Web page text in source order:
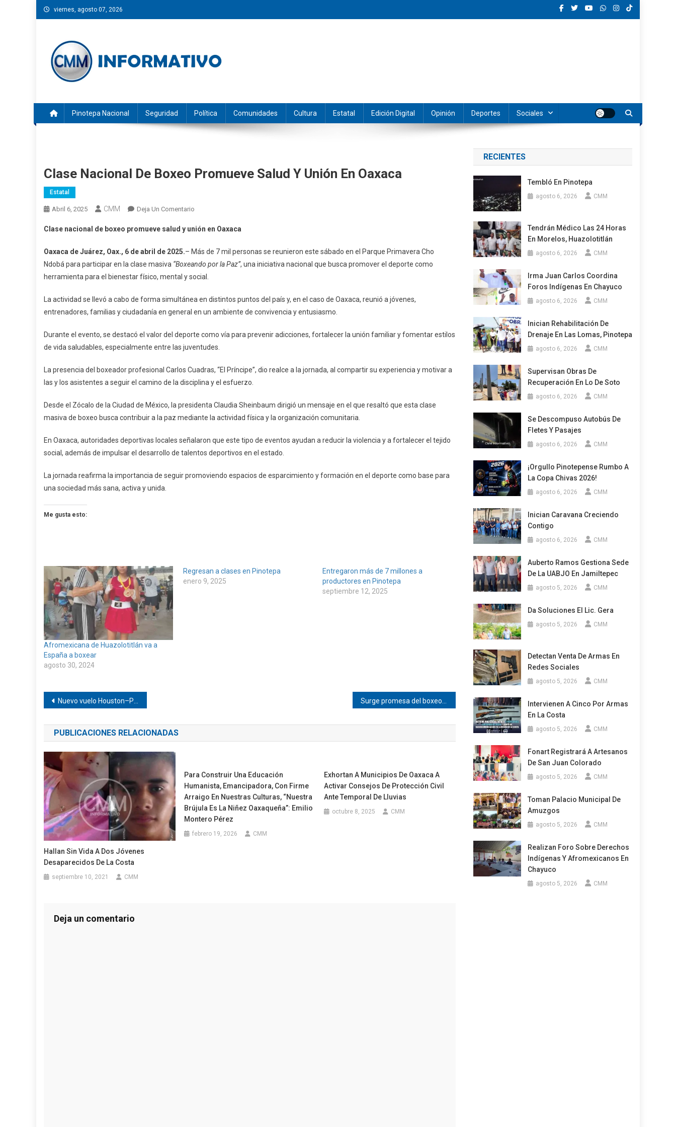
Saltar
al
viernes, agosto 07, 2026
Pinotepa Nacional Seguridad Política Comunidades Cultura Estatal Edición Digital Opinión Deportes Sociales
Clase Nacional De Boxeo Promueve Salud Y Unión En Oaxaca
Estatal
Abril 6, 2025 CMM Deja Un Comentario
Nacional
Boxeo
Promueve
Salud
Unión
En
Clase nacional de boxeo promueve salud y unión en Oaxaca
Oaxaca de Juárez, Oax., 6 de abril de 2025.– Más de 7 mil personas se reunieron este sábado en el Parque Primavera Cho
Ndobá para participar en la clase masiva “Boxeando por la Paz”, una iniciativa nacional que busca promover el deporte como
herramienta para el bienestar físico, mental y social.
La actividad se llevó a cabo de forma simultánea en distintos puntos del país y, en el caso de Oaxaca, reunió a jóvenes,
entrenadores, familias y ciudadanía en general en un ambiente de convivencia y entusiasmo.
Durante el evento, se destacó el valor del deporte como vía para prevenir adicciones, fortalecer la unión familiar y fomentar estilos
de vida saludables, especialmente entre las juventudes.
La presencia del boxeador profesional Carlos Cuadras, “El Príncipe”, dio realce a la jornada, al compartir su experiencia y motivar a
las y los asistentes a seguir el camino de la disciplina y el esfuerzo.
Desde el Zócalo de la Ciudad de México, la presidenta Claudia Sheinbaum dirigió un mensaje en el que resaltó que esta clase
masiva de boxeo busca contribuir a la paz mediante la actividad física y la organización comunitaria.
En Oaxaca, autoridades deportivas locales señalaron que este tipo de eventos ayudan a reducir la violencia y a fortalecer el tejido
social, además de impulsar el desarrollo de talentos deportivos en el estado.
La jornada reafirma la importancia de seguir promoviendo espacios de esparcimiento y formación en el deporte como base para
una sociedad más sana, activa y unida.
Me gusta esto:
Afromexicana de Huazolotitlán va a
España a boxear
agosto 30, 2024
Regresan a clases en Pinotepa
enero 9, 2025
Entregaron más de 7 millones a
productores en Pinotepa
septiembre 12, 2025
Navegación
de
entradas
Nuevo vuelo Houston–Puerto Escondido abre conexión directa con EE. UU.
PUBLICACIONES RELACIONADAS
Hallan Sin Vida A Dos Jóvenes
Desaparecidos De La Costa
septiembre 10, 2021 CMM
Para Construir Una Educación
Humanista, Emancipadora, Con Firme
Arraigo En Nuestras Culturas, “Nuestra
Brújula Es La Niñez Oaxaqueña”: Emilio
Montero Pérez
febrero 19, 2026 CMM
Exhortan A Municipios De Oaxaca A
Activar Consejos De Protección Civil
Ante Temporal De Lluvias
octubre 8, 2025 CMM
Deja un comentario
RECIENTES
Tembló En Pinotepa
agosto 6, 2026 CMM
Tendrán Médico Las 24 Horas
En Morelos, Huazolotitlán
agosto 6, 2026 CMM
Irma Juan Carlos Coordina
Foros Indígenas En Chayuco
agosto 6, 2026 CMM
Inician Rehabilitación De
Drenaje En Las Lomas, Pinotepa
agosto 6, 2026 CMM
Supervisan Obras De
Recuperación En Lo De Soto
agosto 6, 2026 CMM
Se Descompuso Autobús De
Fletes Y Pasajes
agosto 6, 2026 CMM
¡Orgullo Pinotepense Rumbo A
La Copa Chivas 2026!
agosto 6, 2026 CMM
Inician Caravana Creciendo
Contigo
agosto 6, 2026 CMM
Auberto Ramos Gestiona Sede
De La UABJO En Jamiltepec
agosto 5, 2026 CMM
Da Soluciones El Lic. Gera
agosto 5, 2026 CMM
Detectan Venta De Armas En
Redes Sociales
agosto 5, 2026 CMM
Intervienen A Cinco Por Armas
En La Costa
agosto 5, 2026 CMM
Fonart Registrará A Artesanos
De San Juan Colorado
agosto 5, 2026 CMM
Toman Palacio Municipal De
Amuzgos
agosto 5, 2026 CMM
Realizan Foro Sobre Derechos
Indígenas Y Afromexicanos En
Chayuco
agosto 5, 2026 CMM